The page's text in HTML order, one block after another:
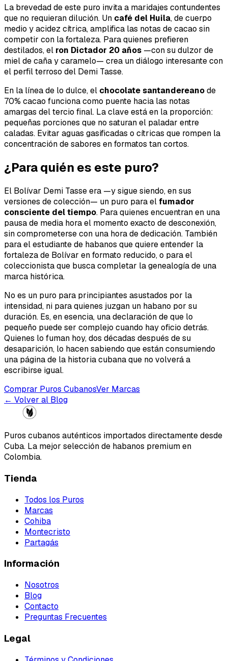
La brevedad de este puro invita a maridajes contundentes
que no requieran dilución. Un café del Huila, de cuerpo
medio y acidez cítrica, amplifica las notas de cacao sin
competir con la fortaleza. Para quienes prefieren
destilados, el ron Dictador 20 años —con su dulzor de
miel de caña y caramelo— crea un diálogo interesante con
el perfil terroso del Demi Tasse.
En la línea de lo dulce, el chocolate santandereanode
70% cacao funciona como puente hacia las notas
amargas del tercio final. La clave está en la proporción:
pequeñas porciones que no saturan el paladar entre
caladas. Evitar aguas gasificadas o cítricas que rompen la
concentración de sabores en formatos tan cortos.
¿Para quién es este puro?
El Bolívar Demi Tasse era —y sigue siendo, en sus
versiones de colección— un puro para el fumador
consciente del tiempo. Para quienes encuentran en una
pausa de media hora el momento exacto de desconexión,
sin comprometerse con una hora de dedicación. También
para el estudiante de habanos que quiere entender la
fortaleza de Bolívar en formato reducido, o para el
coleccionista que busca completar la genealogía de una
marca histórica.
No es un puro para principiantes asustados por la
intensidad, ni para quienes juzgan un habano por su
duración. Es, en esencia, una declaración de que lo
pequeño puede ser complejo cuando hay oficio detrás.
Quienes lo fuman hoy, dos décadas después de su
desaparición, lo hacen sabiendo que están consumiendo
una página de la historia cubana que no volverá a
escribirse igual.
Comprar Puros CubanosVer Marcas
← Volver al Blog
Puros cubanos auténticos importados directamente desde
Cuba. La mejor selección de habanos premium en
Colombia.
Tienda
Todos los Puros
Marcas
Cohiba
Montecristo
Partagás
Información
Nosotros
Blog
Contacto
Preguntas Frecuentes
Legal